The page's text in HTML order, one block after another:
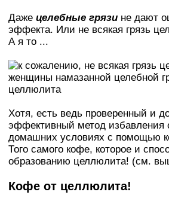
Даже целебные грязи не дают
эффекта. Или не всякая грязь
А я то ...
Хотя, есть ведь проверенный и
эффективный метод избавления
домашних условиях с помощью
Того самого кофе, которое и
образованию целлюлита! (см.
Кофе от целлюлита!